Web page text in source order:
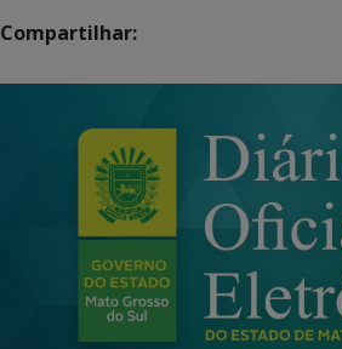
Compartilhar: